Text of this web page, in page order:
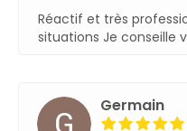
Réactif et très
situationsJe conseille
François-